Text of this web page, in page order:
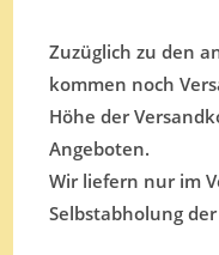
Zuzüglich zu den
kommen noch
Höhe der
Angeboten.
Wir liefern nur im
Selbstabholung